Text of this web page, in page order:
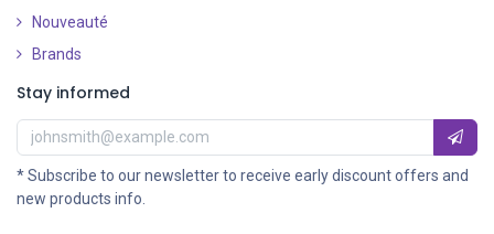
Nouveauté
Brands
Stay informed
* Subscribe to our newsletter to receive early discount offers and
new products info.